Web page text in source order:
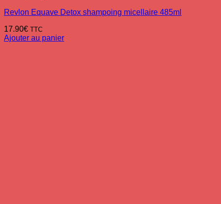
Revlon Equave Detox shampoing micellaire 485ml
17.90€ TTC
Ajouter au panier